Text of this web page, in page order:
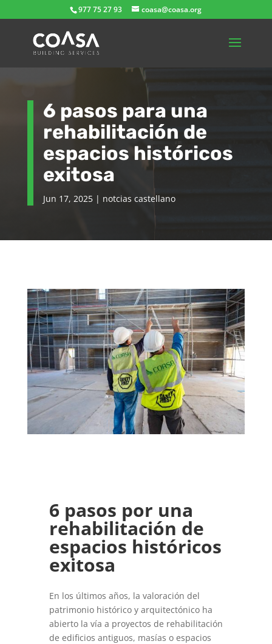
977 75 27 93 coasa@coasa.org
6 pasos para una
rehabilitación de
espacios históricos
exitosa
Jun 17, 2025| notcias castellano
6 pasos por una
rehabilitación de
espacios históricos
exitosa
En los últimos años, la valoración del
patrimonio histórico y arquitectónico ha
abierto la vía a proyectos de rehabilitación
de edificios antiguos, masías o espacios